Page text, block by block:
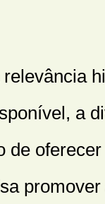
a
de